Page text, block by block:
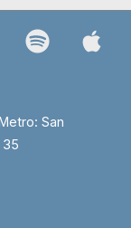
San